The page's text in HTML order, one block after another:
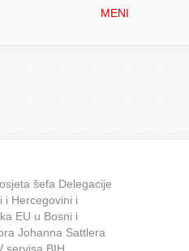
MENI
šefa Delegacije
i Hercegovini i
EU u Bosni i
Johanna Sattlera
servisa BIH